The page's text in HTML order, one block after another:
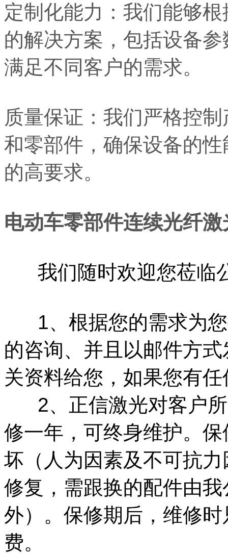
定制化能力：我们能够
的解决方案，包括设备
满足不同客户的需求。
质量保证：我们严格控
和零部件，确保设备的
的高要求。
电动车零部件连续光纤
我们随时欢迎您莅临
1、根据您的需求为您
的咨询、并且以邮件方
关资料给您，如果您有
2、正信激光对客户所
修一年，可终身维护。
坏（人为因素及不可抗
修复，需跟换的配件由
外）。保修期后，维修
费。